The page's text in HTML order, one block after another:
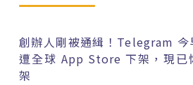
創辦人剛被通緝！Telegram 今
遭全球 App Store 下架，現已
架